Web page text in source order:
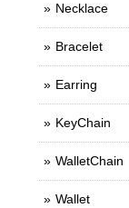
Necklace
Bracelet
Earring
KeyChain
WalletChain
Wallet